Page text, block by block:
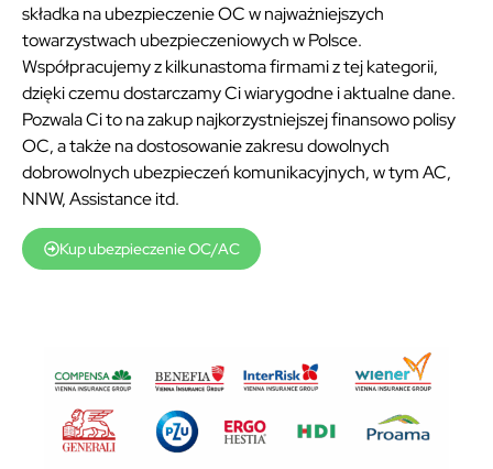
składka na ubezpieczenie OC w najważniejszych
towarzystwach ubezpieczeniowych w Polsce.
Współpracujemy z kilkunastoma firmami z tej kategorii,
dzięki czemu dostarczamy Ci wiarygodne i aktualne dane.
Pozwala Ci to na zakup najkorzystniejszej finansowo polisy
OC, a także na dostosowanie zakresu dowolnych
dobrowolnych ubezpieczeń komunikacyjnych, w tym AC,
NNW, Assistance itd.
Kup ubezpieczenie OC/AC